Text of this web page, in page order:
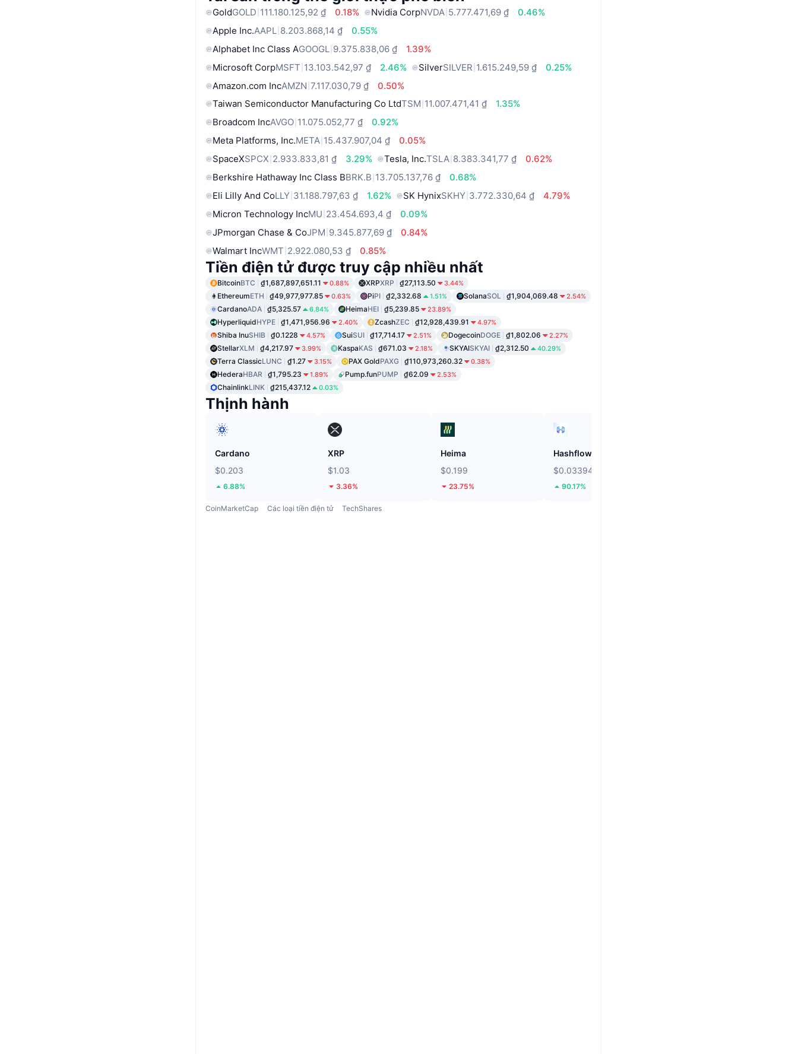
GoldGOLD 111.180.125,92 ₫ 0.18% Nvidia CorpNVDA 5.777.471,69 ₫
0.46%
Apple Inc.AAPL 8.203.868,14 ₫
0.55%
Alphabet Inc Class AGOOGL 9.375.838,06 ₫
1.39%
Microsoft CorpMSFT 13.103.542,97 ₫ 2.46% SilverSILVER 1.615.249,59 ₫
0.25%
Amazon.com IncAMZN 7.117.030,79 ₫
0.50%
Taiwan Semiconductor Manufacturing Co LtdTSM 11.007.471,41 ₫
1.35%
Broadcom IncAVGO 11.075.052,77 ₫
0.92%
Meta Platforms, Inc.META 15.437.907,04 ₫
0.05%
SpaceXSPCX 2.933.833,81 ₫ 3.29% Tesla, Inc.TSLA 8.383.341,77 ₫
0.62%
Berkshire Hathaway Inc Class BBRK.B 13.705.137,76 ₫
0.68%
Eli Lilly And CoLLY 31.188.797,63 ₫ 1.62% SK HynixSKHY 3.772.330,64 ₫
4.79%
Micron Technology IncMU 23.454.693,4 ₫
0.09%
JPmorgan Chase & CoJPM 9.345.877,69 ₫
0.84%
Walmart IncWMT 2.922.080,53 ₫ 0.85%
Tiền điện tử được truy cập nhiều nhất
BitcoinBTC ₫1,687,897,651.11 0.88% XRPXRP ₫27,113.50 3.44%
EthereumETH ₫49,977,977.85 0.63% PiPI ₫2,332.68 1.51% SolanaSOL ₫1,904,069.48 2.54%
CardanoADA ₫5,325.57 6.84% HeimaHEI ₫5,239.85 23.89%
HyperliquidHYPE ₫1,471,956.96 2.40% ZcashZEC ₫12,928,439.91 4.97%
Shiba InuSHIB ₫0.1228 4.57% SuiSUI ₫17,714.17 2.51% DogecoinDOGE ₫1,802.06 2.27%
StellarXLM ₫4,217.97 3.99% KaspaKAS ₫671.03 2.18% SKYAISKYAI ₫2,312.50 40.29%
Terra ClassicLUNC ₫1.27 3.15% PAX GoldPAXG ₫110,973,260.32 0.38%
HederaHBAR ₫1,795.23 1.89% Pump.funPUMP ₫62.09 2.53%
ChainlinkLINK ₫215,437.12 0.03%
Thịnh hành
Cardano
$0.203
6.88%
XRP
$1.03
3.36%
Heima
$0.199
23.75%
Hashflow
$0.03394
90.17%
CoinMarketCap Các loại tiền điện tử TechShares